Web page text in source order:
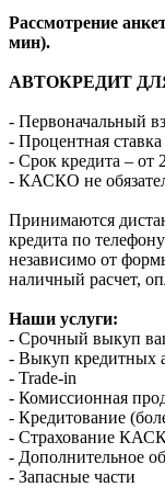
Рассмотрение
мин).
АВТОКРЕДИТ
- Первоначальный
- Процентная
- Срок кредита – от
- КАСКО не
Принимаются
кредита по
независимо от
наличный расчет,
Наши услуги:
- Срочный выкуп
- Выкуп кредитных
- Trade-in
- Комиссионная
- Кредитование
- Страхование
- Дополнительное
- Запасные части